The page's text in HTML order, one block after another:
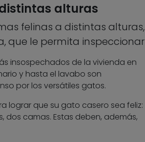
alturas
felinas a distintas alturas,
que le permita inspeccionar
insospechados de la vivienda en
y hasta el lavabo son
por los versátiles gatos.
lograr que su gato casero sea feliz:
dos camas. Estas deben, además,